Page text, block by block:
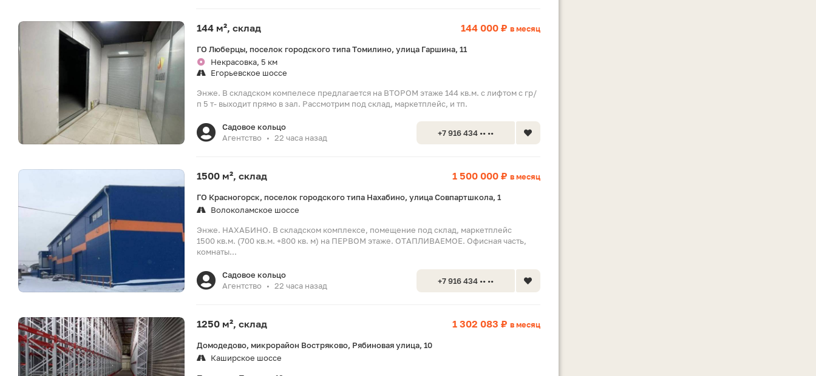
144 м², склад 144 000 ₽ в месяц
ГО Люберцы, поселок городского типа Томилино, улица Гаршина, 11
Некрасовка, 5 км
Егорьевское шоссе
Энже. В складском компелесе предлагается на ВТОРОМ этаже 144 кв.м. с лифтом с гр/
п 5 т- выходит прямо в зал. Рассмотрим под склад, маркетплейс, и тп.
Садовое кольцо
Агентство
• 22 часа назад +7 916 434 •• ••
1500 м², склад 1 500 000 ₽ в месяц
ГО Красногорск, поселок городского типа Нахабино, улица Совпартшкола, 1
Волоколамское шоссе
Энже. НАХАБИНО. В складском комплексе, помещение под склад, маркетплейс
1500 кв.м. (700 кв.м. +800 кв. м) на ПЕРВОМ этаже. ОТАПЛИВАЕМОЕ. Офисная часть,
комнаты...
Садовое кольцо
Агентство
• 22 часа назад +7 916 434 •• ••
1250 м², склад 1 302 083 ₽ в месяц
Домодедово, микрорайон Востряково, Рябиновая улица, 10
Каширское шоссе